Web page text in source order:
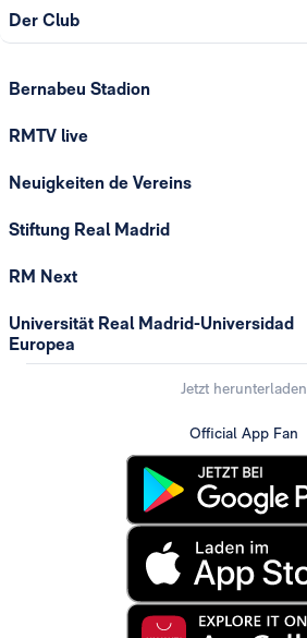
Der Club
Bernabeu Stadion
RMTV live
Neuigkeiten de Vereins
Stiftung Real Madrid
RM Next
Universität Real Madrid-Universidad
Europea
Jetzt herunterladen
Official App Fan